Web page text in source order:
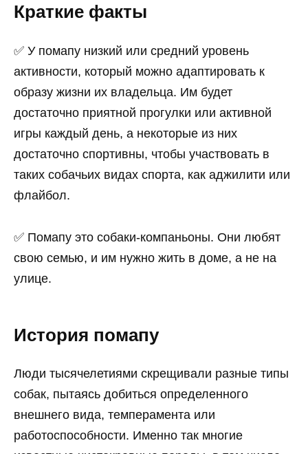
Краткие факты
✅ У помапу низкий или средний уровень
активности, который можно адаптировать к
образу жизни их владельца. Им будет
достаточно приятной прогулки или активной
игры каждый день, а некоторые из них
достаточно спортивны, чтобы участвовать в
таких собачьих видах спорта, как аджилити или
флайбол.
✅ Помапу это собаки-компаньоны. Они любят
свою семью, и им нужно жить в доме, а не на
улице.
История помапу
Люди тысячелетиями скрещивали разные типы
собак, пытаясь добиться определенного
внешнего вида, темперамента или
работоспособности. Именно так многие